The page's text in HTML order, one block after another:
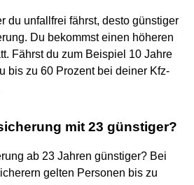
du unfallfrei fährst, desto günstiger
Du bekommst einen höheren
Fährst du zum Beispiel 10 Jahre
bis zu 60 Prozent bei deiner Kfz-
mit 23 günstiger?
ab 23 Jahren günstiger? Bei
gelten Personen bis zu